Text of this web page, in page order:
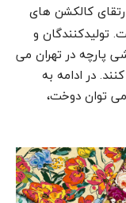
کالکشن های
و
پارچه در تهران می
در ادامه به
می توان دوخت،